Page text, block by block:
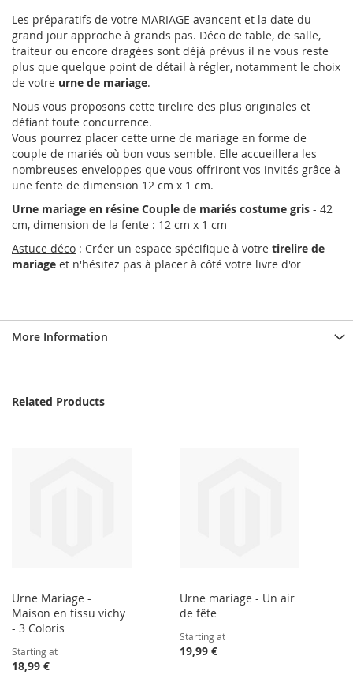
Les préparatifs de votre MARIAGE avancent et la date du
grand jour approche à grands pas. Déco de table, de salle,
traiteur ou encore dragées sont déjà prévus il ne vous reste
plus que quelque point de détail à régler, notamment le choix
de votre urne de mariage.
Nous vous proposons cette tirelire des plus originales et
défiant toute concurrence.
Vous pourrez placer cette urne de mariage en forme de
couple de mariés où bon vous semble. Elle accueillera les
nombreuses enveloppes que vous offriront vos invités grâce à
une fente de dimension 12 cm x 1 cm.
Urne mariage en résine Couple de mariés costume gris - 42
cm, dimension de la fente : 12 cm x 1 cm
Astuce déco : Créer un espace spécifique à votre tirelire de
mariage et n'hésitez pas à placer à côté votre livre d'or
More Information
Related Products
Urne Mariage -
Maison en tissu vichy
- 3 Coloris
Starting at
18,99 €
Urne mariage - Un air
de fête
Starting at
19,99 €